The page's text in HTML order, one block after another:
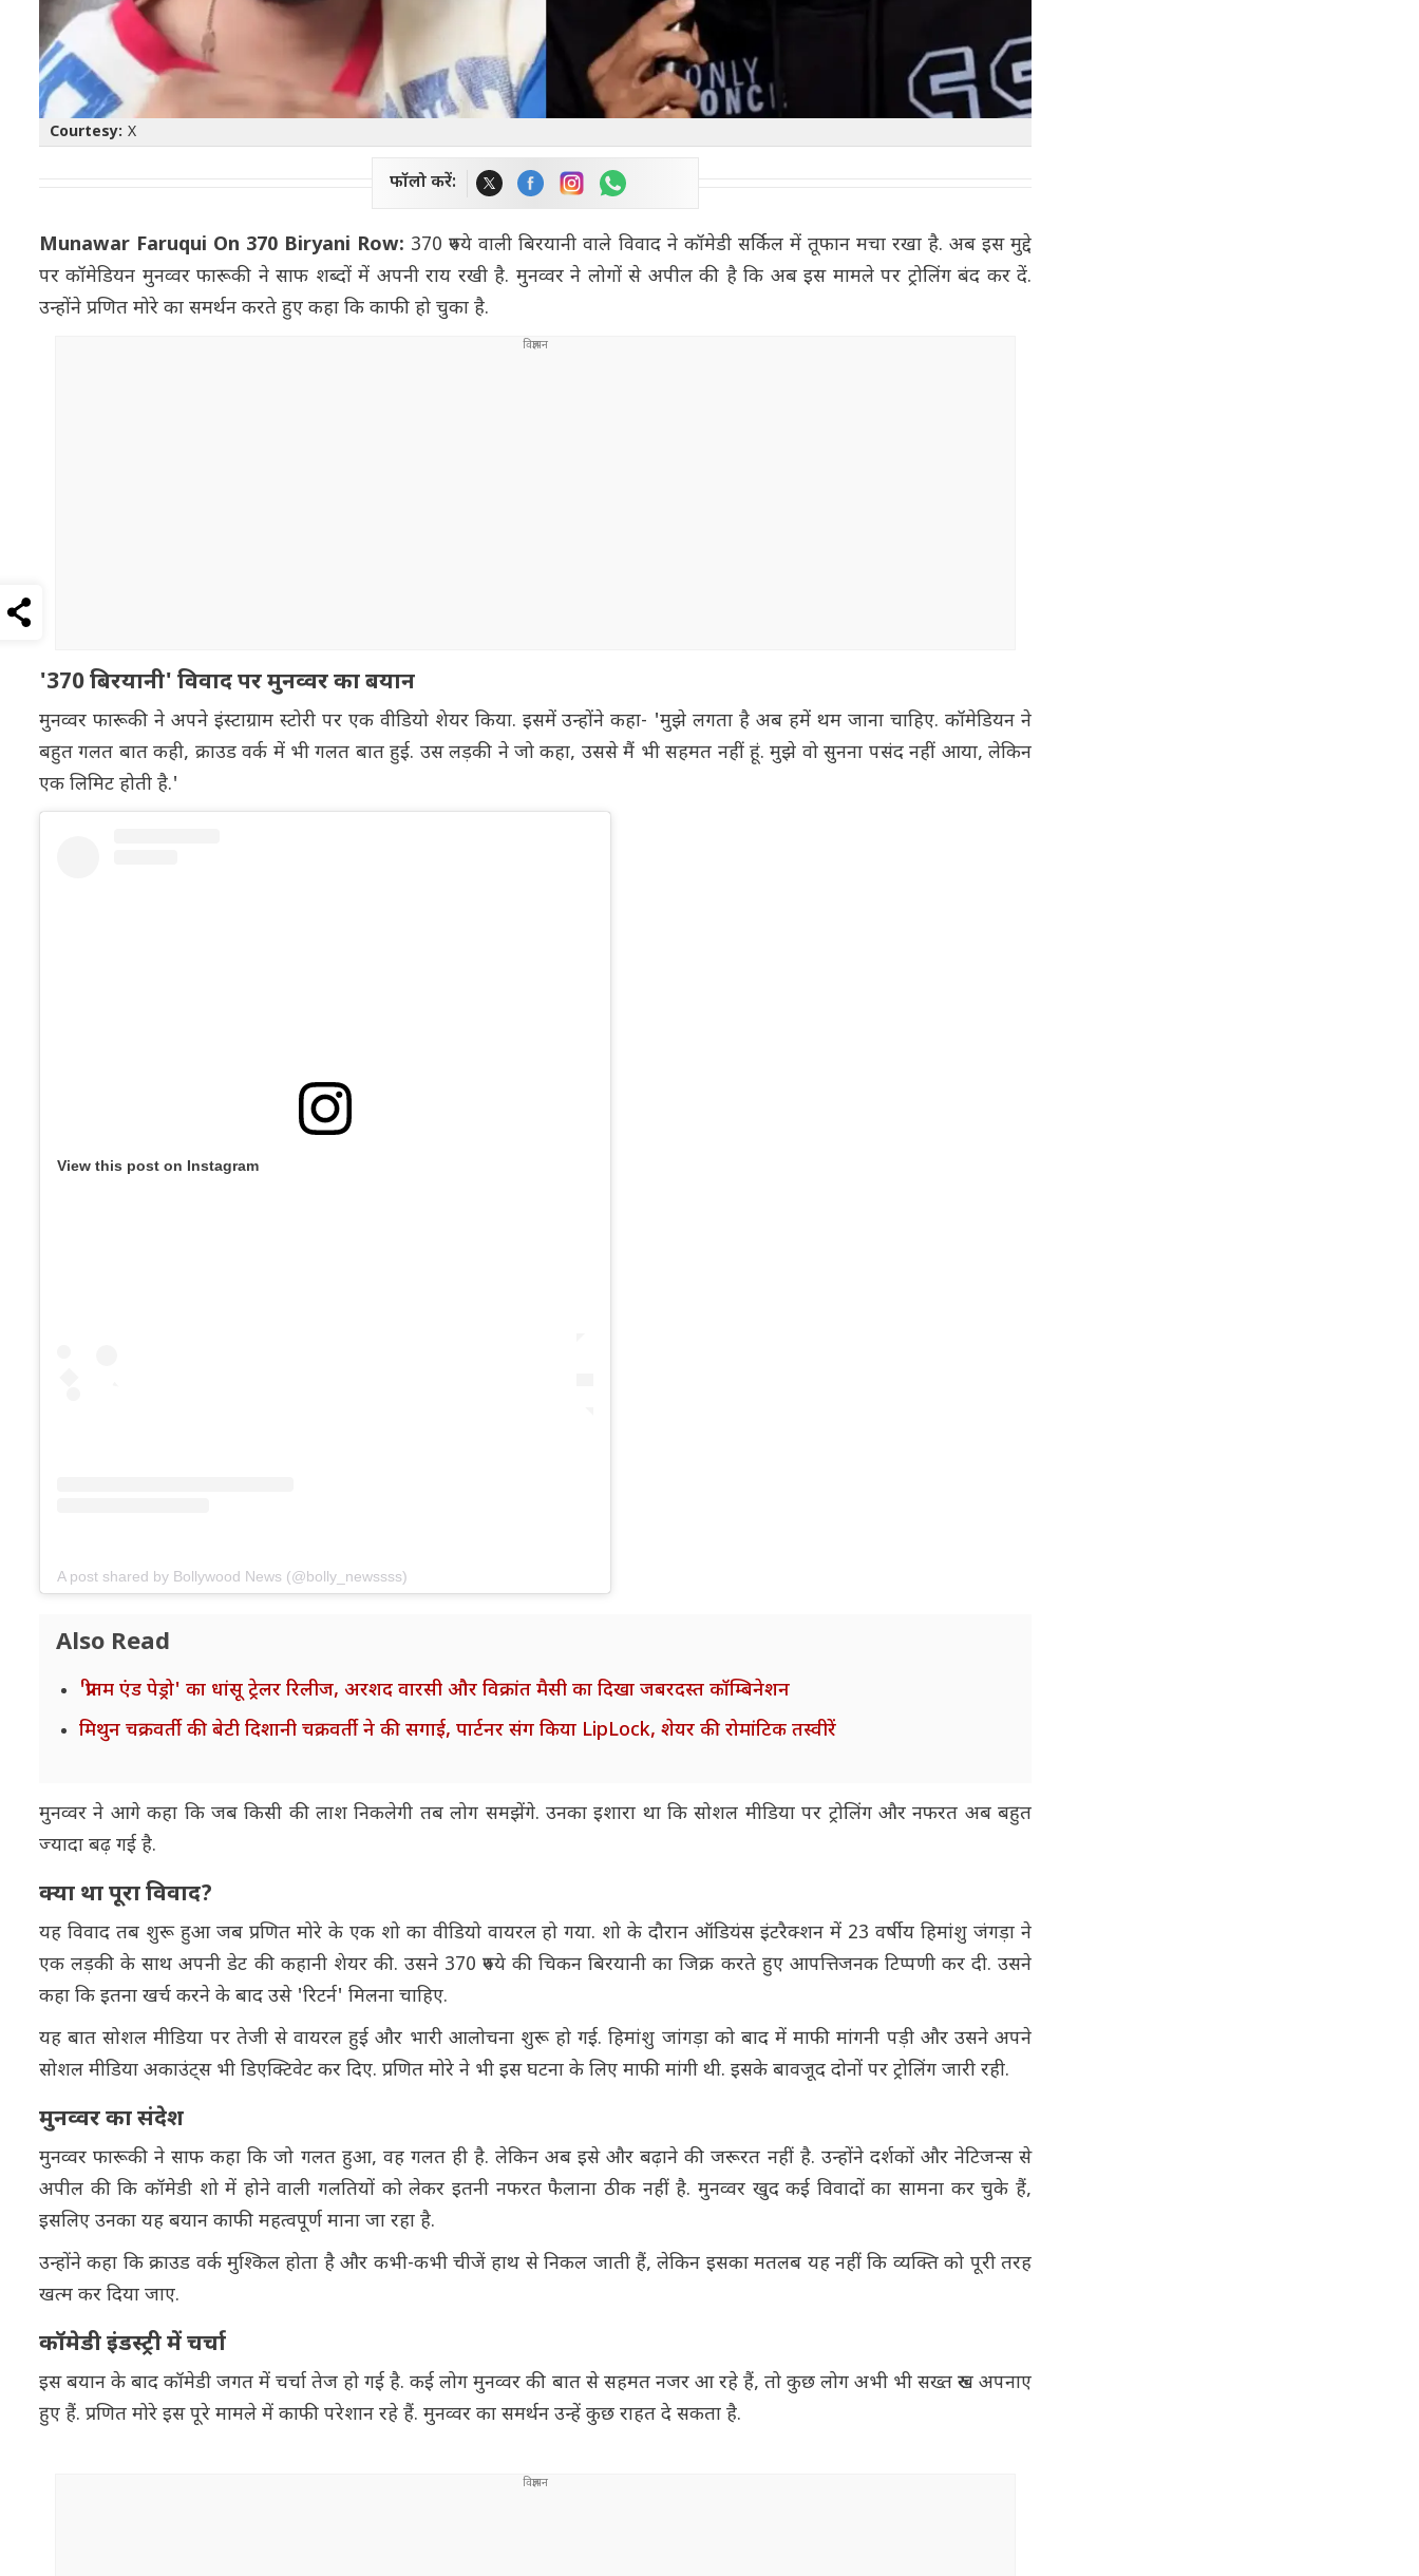
Courtesy: X
फॉलो करें:
Munawar Faruqui On 370 Biryani Row: 370 रुपये वाली बिरयानी वाले विवाद ने कॉमेडी सर्किल में तूफान मचा रखा है. अब इस मुद्दे
पर कॉमेडियन मुनव्वर फारूकी ने साफ शब्दों में अपनी राय रखी है. मुनव्वर ने लोगों से अपील की है कि अब इस मामले पर ट्रोलिंग बंद कर दें.
उन्होंने प्रणित मोरे का समर्थन करते हुए कहा कि काफी हो चुका है.
'370 बिरयानी' विवाद पर मुनव्वर का बयान
मुनव्वर फारूकी ने अपने इंस्टाग्राम स्टोरी पर एक वीडियो शेयर किया. इसमें उन्होंने कहा- 'मुझे लगता है अब हमें थम जाना चाहिए. कॉमेडियन ने
बहुत गलत बात कही, क्राउड वर्क में भी गलत बात हुई. उस लड़की ने जो कहा, उससे मैं भी सहमत नहीं हूं. मुझे वो सुनना पसंद नहीं आया, लेकिन
एक लिमिट होती है.'
View this post on Instagram
A post shared by Bollywood News (@bolly_newssss)
Also Read
'प्रीतम एंड पेड्रो' का धांसू ट्रेलर रिलीज, अरशद वारसी और विक्रांत मैसी का दिखा जबरदस्त कॉम्बिनेशन
मिथुन चक्रवर्ती की बेटी दिशानी चक्रवर्ती ने की सगाई, पार्टनर संग किया LipLock, शेयर की रोमांटिक तस्वीरें
मुनव्वर ने आगे कहा कि जब किसी की लाश निकलेगी तब लोग समझेंगे. उनका इशारा था कि सोशल मीडिया पर ट्रोलिंग और नफरत अब बहुत
ज्यादा बढ़ गई है.
क्या था पूरा विवाद?
यह विवाद तब शुरू हुआ जब प्रणित मोरे के एक शो का वीडियो वायरल हो गया. शो के दौरान ऑडियंस इंटरैक्शन में 23 वर्षीय हिमांशु जंगड़ा ने
एक लड़की के साथ अपनी डेट की कहानी शेयर की. उसने 370 रुपये की चिकन बिरयानी का जिक्र करते हुए आपत्तिजनक टिप्पणी कर दी. उसने
कहा कि इतना खर्च करने के बाद उसे 'रिटर्न' मिलना चाहिए.
यह बात सोशल मीडिया पर तेजी से वायरल हुई और भारी आलोचना शुरू हो गई. हिमांशु जांगड़ा को बाद में माफी मांगनी पड़ी और उसने अपने
सोशल मीडिया अकाउंट्स भी डिएक्टिवेट कर दिए. प्रणित मोरे ने भी इस घटना के लिए माफी मांगी थी. इसके बावजूद दोनों पर ट्रोलिंग जारी रही.
मुनव्वर का संदेश
मुनव्वर फारूकी ने साफ कहा कि जो गलत हुआ, वह गलत ही है. लेकिन अब इसे और बढ़ाने की जरूरत नहीं है. उन्होंने दर्शकों और नेटिजन्स से
अपील की कि कॉमेडी शो में होने वाली गलतियों को लेकर इतनी नफरत फैलाना ठीक नहीं है. मुनव्वर खुद कई विवादों का सामना कर चुके हैं,
इसलिए उनका यह बयान काफी महत्वपूर्ण माना जा रहा है.
उन्होंने कहा कि क्राउड वर्क मुश्किल होता है और कभी-कभी चीजें हाथ से निकल जाती हैं, लेकिन इसका मतलब यह नहीं कि व्यक्ति को पूरी तरह
खत्म कर दिया जाए.
कॉमेडी इंडस्ट्री में चर्चा
इस बयान के बाद कॉमेडी जगत में चर्चा तेज हो गई है. कई लोग मुनव्वर की बात से सहमत नजर आ रहे हैं, तो कुछ लोग अभी भी सख्त रुख अपनाए
हुए हैं. प्रणित मोरे इस पूरे मामले में काफी परेशान रहे हैं. मुनव्वर का समर्थन उन्हें कुछ राहत दे सकता है.